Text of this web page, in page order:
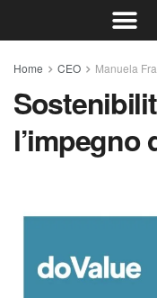
Home CEO Manuela
l’impegno